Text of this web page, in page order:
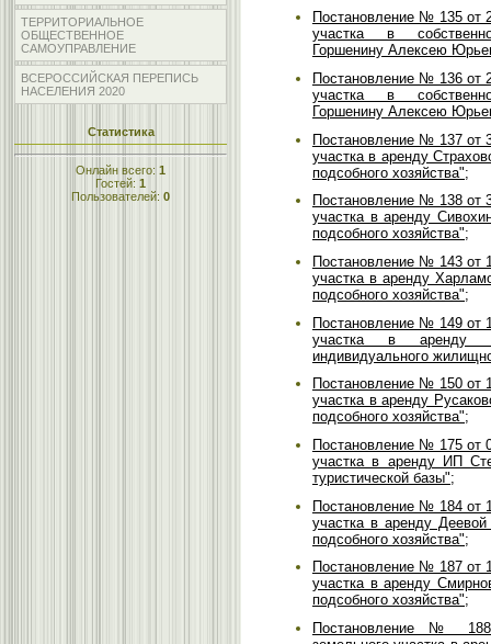
ТЕРРИТОРИАЛЬНОЕ
ОБЩЕСТВЕННОЕ
САМОУПРАВЛЕНИЕ
ВСЕРОССИЙСКАЯ ПЕРЕПИСЬ
НАСЕЛЕНИЯ 2020
Статистика
Онлайн всего: 1
Гостей: 1
Пользователей: 0
Постановление № 135 от
участка в
Горшенину Алексею
Постановление № 136 от
участка в
Горшенину Алексею
Постановление № 137 от
участка в аренду
подсобного хозяйства";
Постановление № 138 от
участка в аренду
подсобного хозяйства";
Постановление № 143 от
участка в аренду
подсобного хозяйства";
Постановление № 149 от
участка в аренду
индивидуального
Постановление № 150 от
участка в аренду
подсобного хозяйства";
Постановление № 175 от
участка в аренду ИП
туристической базы";
Постановление № 184 от
участка в аренду
подсобного хозяйства";
Постановление № 187 от
участка в аренду
подсобного хозяйства";
Постановление №